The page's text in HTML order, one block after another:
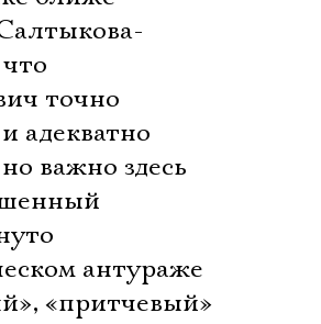
точно
адекватно
важно здесь
антураже
«притчевый»